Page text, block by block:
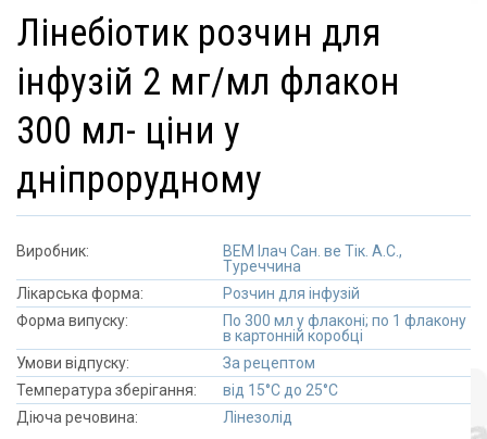
лінебіотик розчин для
інфузій 2 мг/мл флакон
300 мл- ціни у
дніпрорудному
Виробник:
ВЕМ Ілач Сан. ве Тік. А.С.,
Туреччина
Лікарська форма:
Розчин для інфузій
Форма випуску:
По 300 мл у флаконі; по 1 флакону
в картонній коробці
Умови відпуску:
За рецептом
Температура зберігання:
від 15°C до 25°C
Діюча речовина:
Лінезолід